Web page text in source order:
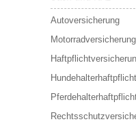
Autoversicherung
Motorradversicherung
Hundehalterhaftpflicht